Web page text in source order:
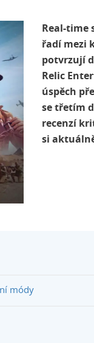
Real-time
řadí mezi
potvrzují
Relic
úspěch
se třetím
recenzí
si
módy